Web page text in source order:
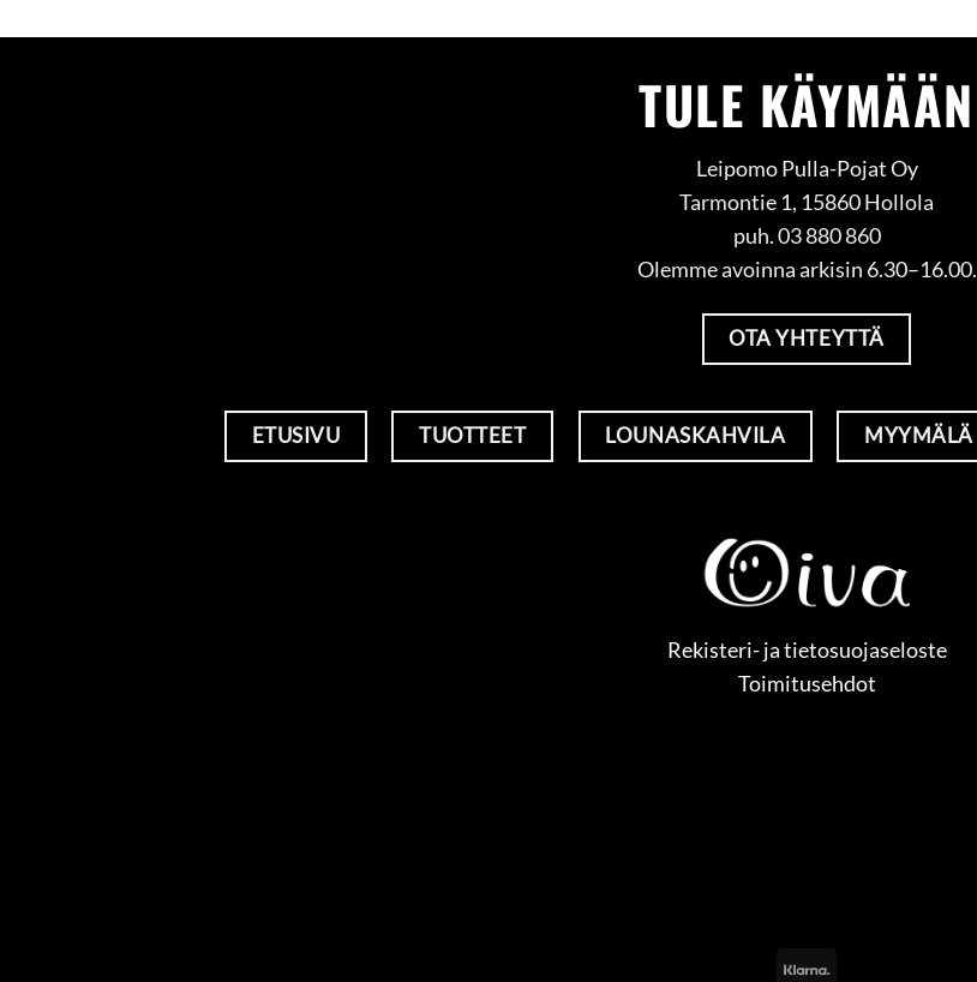
TULE KÄYMÄÄN
Leipomo Pulla-Pojat Oy
Tarmontie 1, 15860 Hollola
puh. 03 880 860
Olemme avoinna arkisin 6.30–16.00.
OTA YHTEYTTÄ
ETUSIVU TUOTTEET LOUNASKAHVILA MYYMÄLÄ
Rekisteri- ja tietosuojaseloste
Toimitusehdot